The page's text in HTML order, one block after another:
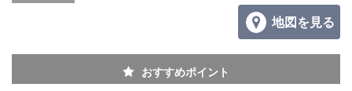
地図を見る
おすすめポイント